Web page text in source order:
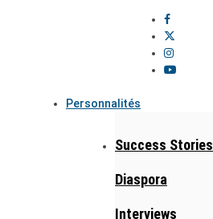
Personnalités
Success Stories
Diaspora
Interviews